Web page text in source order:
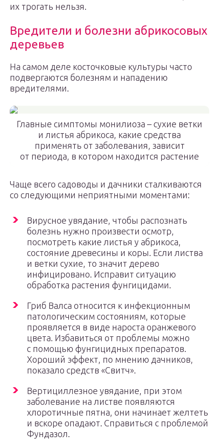
их трогать нельзя.
Вредители и болезни абрикосовых
деревьев
На самом деле косточковые культуры часто
подвергаются болезням и нападению
вредителями.
Главные симптомы монилиоза – сухие ветки
и листья абрикоса, какие средства
применять от заболевания, зависит
от периода, в котором находится растение
Чаще всего садоводы и дачники сталкиваются
со следующими неприятными моментами:
Вирусное увядание, чтобы распознать
болезнь нужно произвести осмотр,
посмотреть какие листья у абрикоса,
состояние древесины и коры. Если листва
и ветки сухие, то значит дерево
инфицировано. Исправит ситуацию
обработка растения фунгицидами.
Гриб Валса относится к инфекционным
патологическим состояниям, которые
проявляется в виде нароста оранжевого
цвета. Избавиться от проблемы можно
с помощью фунгицидных препаратов.
Хороший эффект, по мнению дачников,
показало средств «Свитч».
Вертициллезное увядание, при этом
заболевание на листве появляются
хлоротичные пятна, они начинает желтеть
и вскоре опадают. Справиться с проблемой
Фундазол.